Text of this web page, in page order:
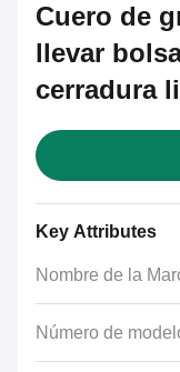
Cuero de
llevar
cerradura
Key Attributes
Nombre de la
Número de